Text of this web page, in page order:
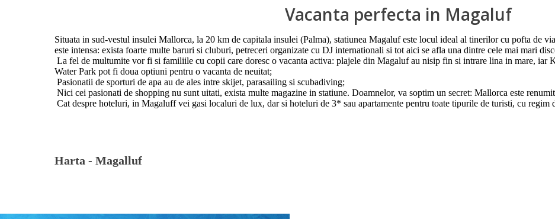
Vacanta perfecta in Magaluf
Situata in sud-vestul insulei Mallorca, la 20 km de capitala insulei (Palma), statiunea Magaluf este locul ideal al tinerilor cu pofta de
este intensa: exista foarte multe baruri si cluburi, petreceri organizate cu DJ internationali si tot aici se afla una dintre cele mai mari
La fel de multumite vor fi si familiile cu copii care doresc o vacanta activa: plajele din Magaluf au nisip fin si intrare lina in mare, iar
Water Park pot fi doua optiuni pentru o vacanta de neuitat;
Pasionatii de sporturi de apa au de ales intre skijet, parasailing si scubadiving;
Nici cei pasionati de shopping nu sunt uitati, exista multe magazine in statiune. Doamnelor, va soptim un secret: Mallorca este
Cat despre hoteluri, in Magaluff vei gasi localuri de lux, dar si hoteluri de 3* sau apartamente pentru toate tipurile de turisti, cu regim
Harta - Magalluf